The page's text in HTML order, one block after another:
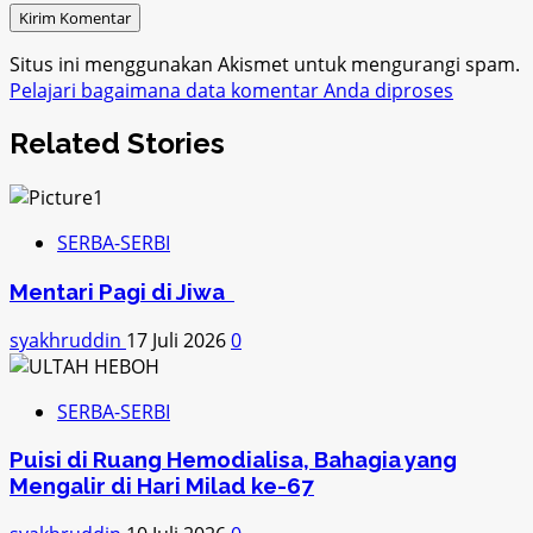
Situs ini menggunakan Akismet untuk mengurangi spam.
Pelajari bagaimana data komentar Anda diproses
Related Stories
SERBA-SERBI
Mentari Pagi di Jiwa
syakhruddin 17 Juli 20260
SERBA-SERBI
Puisi di Ruang Hemodialisa, Bahagia yang
Mengalir di Hari Milad ke-67